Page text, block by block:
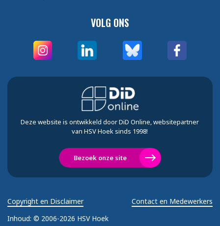
VOLG ONS
Deze website is ontwikkeld door DiD Online, websitepartner
van HSV Hoek sinds 1998!
Bezoek onze site
Inhoud: © 2006-2026 HSV Hoek
Copyright en Disclaimer Contact en Medewerkers